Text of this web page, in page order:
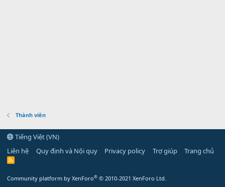
Thành viên
Tiếng Việt (VN)
Liên hệ
Quy định và Nội quy Privacy policy Trợ giúp Trang chủ
R
Community platform by XenForo® © 2010-2021 XenForo Ltd.